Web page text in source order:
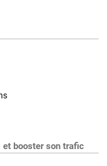
et booster son trafic